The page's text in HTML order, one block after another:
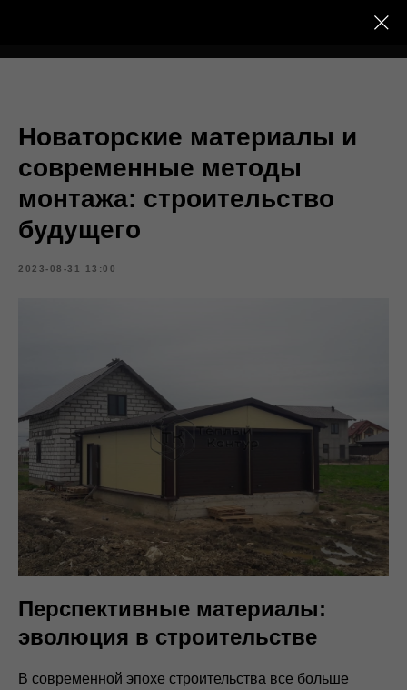
Новаторские материалы и
современные методы
монтажа: строительство
будущего
2023-08-31 13:00
Перспективные материалы:
эволюция в строительстве
В современной эпохе строительства все больше